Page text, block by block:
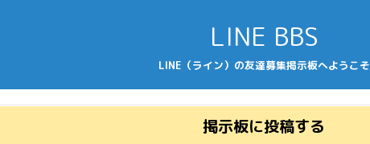
LINE BBS
LINE（ライン）の友達募集掲示板へようこそ
掲示板に投稿する